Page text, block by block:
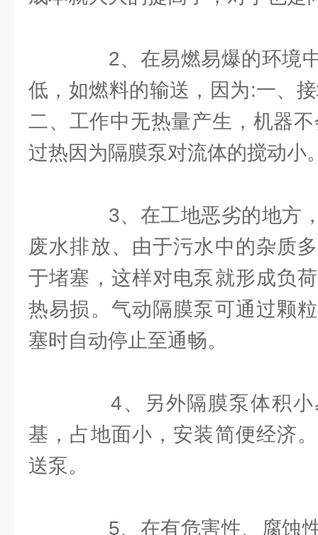
2、在易燃易爆的环境中
低，如燃料的输送，因为:一、
二、工作中无热量产生，机器
过热因为隔膜泵对流体的搅动小
3、在工地恶劣的地方，
废水排放、由于污水中的杂质
于堵塞，这样对电泵就形成负
热易损。气动隔膜泵可通过颗
塞时自动停止至通畅。
4、另外隔膜泵体积小
基，占地面小，安装简便经济
送泵。
5、在有危害性、腐蚀性